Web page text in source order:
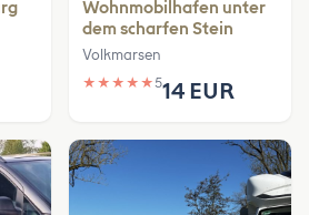
Wohnmobilhafen unter
dem scharfen Stein
Volkmarsen
★ ★ ★ ★ ★514 EUR